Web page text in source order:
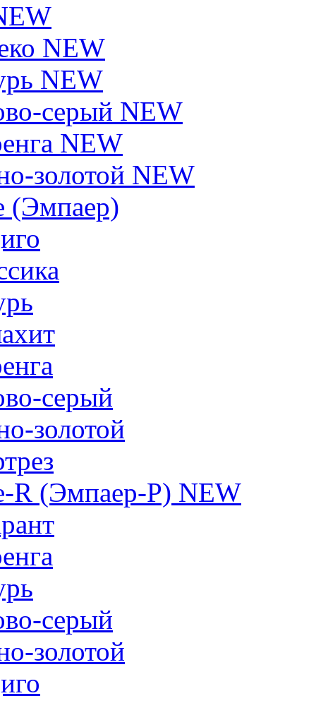
NEW
NEW
серый NEW
NEW
золотой NEW
(Эмпаер)
серый
золотой
R (Эмпаер-P) NEW
серый
золотой